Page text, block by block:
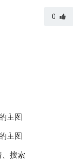
0
主图
主图
搜索